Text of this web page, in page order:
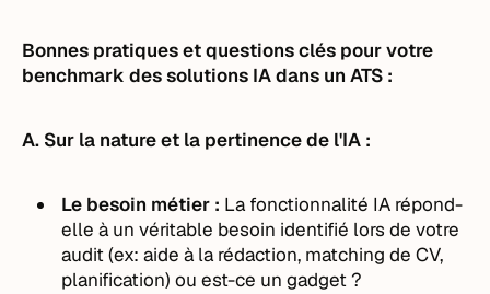
Bonnes pratiques et questions clés pour votre
benchmark des solutions IA dans un ATS :
A. Sur la nature et la pertinence de l'IA :
Le besoin métier : La fonctionnalité IA répond-
elle à un véritable besoin identifié lors de votre
audit (ex: aide à la rédaction, matching de CV,
planification) ou est-ce un gadget ?